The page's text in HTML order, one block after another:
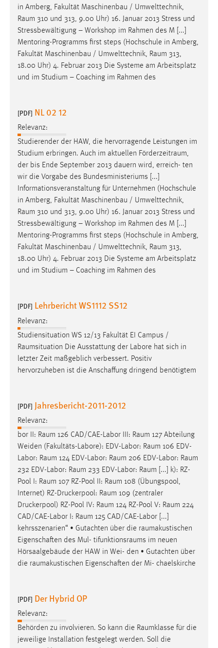
in Amberg, Fakultät Maschinenbau / Umwelttechnik,
Raum 310 und 313, 9.00 Uhr) 16. Januar 2013 Stress und
Stressbewältigung – Workshop im Rahmen des M [...]
Mentoring-Programms first steps (Hochschule in Amberg,
Fakultät Maschinenbau / Umwelttechnik, Raum 313,
18.00 Uhr) 4. Februar 2013 Die Systeme am Arbeitsplatz
und im Studium – Coaching im Rahmen des
[PDF] NL 02 12
Relevanz:
Studierender der HAW, die hervorragende Leistungen im
Studium erbringen. Auch im aktuellen Förderzeitraum,
der bis Ende September 2013 dauern wird, erreich- ten
wir die Vorgabe des Bundesministeriums [...]
Informationsveranstaltung für Unternehmen (Hochschule
in Amberg, Fakultät Maschinenbau / Umwelttechnik,
Raum 310 und 313, 9.00 Uhr) 16. Januar 2013 Stress und
Stressbewältigung – Workshop im Rahmen des M [...]
Mentoring-Programms first steps (Hochschule in Amberg,
Fakultät Maschinenbau / Umwelttechnik, Raum 313,
18.00 Uhr) 4. Februar 2013 Die Systeme am Arbeitsplatz
und im Studium – Coaching im Rahmen des
[PDF] Lehrbericht WS1112 SS12
Relevanz:
Studiensituation WS 12/13 Fakultät EI Campus /
Raumsituation Die Ausstattung der Labore hat sich in
letzter Zeit maßgeblich verbessert. Positiv
hervorzuheben ist die Anschaffung dringend benötigtem
[PDF] Jahresbericht-2011-2012
Relevanz:
bor II: Raum 126 CAD/CAE-Labor III: Raum 127 Abteilung
Weiden (Fakultäts-Labore): EDV-Labor: Raum 106 EDV-
Labor: Raum 124 EDV-Labor: Raum 206 EDV-Labor: Raum
232 EDV-Labor: Raum 233 EDV-Labor: Raum [...] k): RZ-
Pool I: Raum 107 RZ-Pool II: Raum 108 (Übungspool,
Internet) RZ-Druckerpool: Raum 109 (zentraler
Druckerpool) RZ-Pool IV: Raum 124 RZ-Pool V: Raum 224
CAD/CAE-Labor I: Raum 125 CAD/CAE-Labor [...]
kehrsszenarien“ • Gutachten über die raumakustischen
Eigenschaften des Mul- tifunktionsraums im neuen
Hörsaalgebäude der HAW in Wei- den • Gutachten über
die raumakustischen Eigenschaften der Mi- chaelskirche
[PDF] Der Hybrid OP
Relevanz:
Behörden zu involvieren. So kann die Raumklasse für die
jeweilige Installation festgelegt werden. Soll die